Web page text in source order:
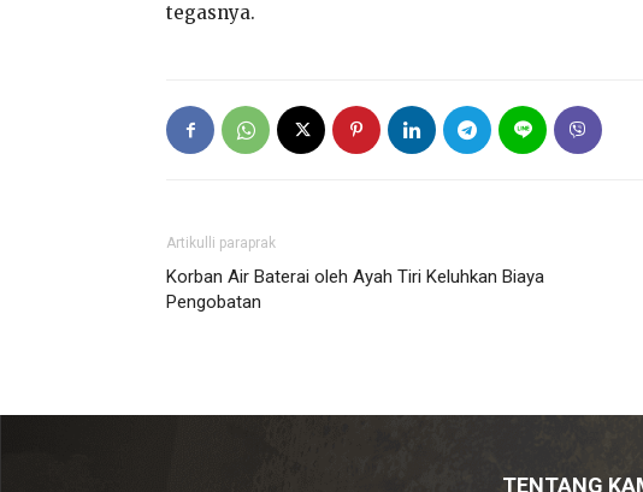
tegasnya.
Artikulli paraprak
Korban Air Baterai oleh Ayah Tiri Keluhkan Biaya
Pengobatan
TENTANG